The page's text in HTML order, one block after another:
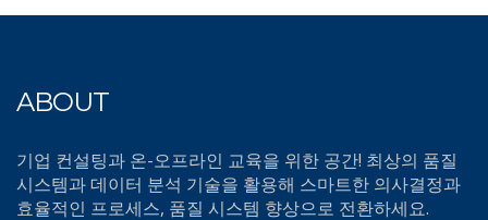
ABOUT
기업 컨설팅과 온-오프라인 교육을 위한 공간! 최상의 품질
시스템과 데이터 분석 기술을 활용해 스마트한 의사결정과
효율적인 프로세스, 품질 시스템 향상으로 전환하세요.